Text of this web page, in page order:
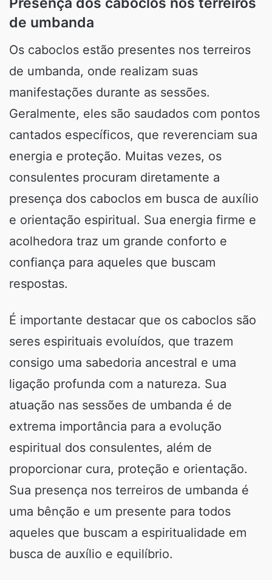
de umbanda
Os caboclos estão presentes nos terreiros
de umbanda, onde realizam suas
manifestações durante as sessões.
Geralmente, eles são saudados com pontos
cantados específicos, que reverenciam sua
energia e proteção. Muitas vezes, os
consulentes procuram diretamente a
presença dos caboclos em busca de auxílio
e orientação espiritual. Sua energia firme e
acolhedora traz um grande conforto e
confiança para aqueles que buscam
respostas.
É importante destacar que os caboclos são
seres espirituais evoluídos, que trazem
consigo uma sabedoria ancestral e uma
ligação profunda com a natureza. Sua
atuação nas sessões de umbanda é de
extrema importância para a evolução
espiritual dos consulentes, além de
proporcionar cura, proteção e orientação.
Sua presença nos terreiros de umbanda é
uma bênção e um presente para todos
aqueles que buscam a espiritualidade em
busca de auxílio e equilíbrio.